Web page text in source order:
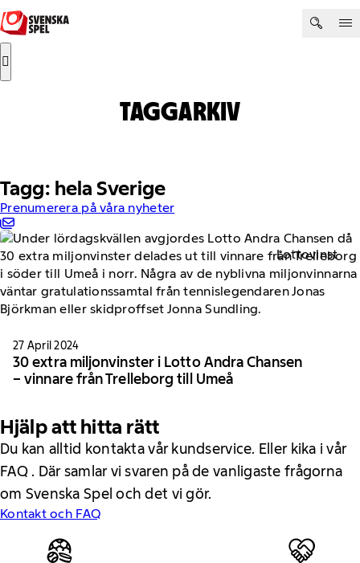
Hoppa till innehåll
Sök efter:
Sök
TAGGARKIV
Tagg: hela Sverige
Prenumerera på våra nyheter
Lottovinst
27 April 2024
30 extra miljonvinster i Lotto Andra Chansen
– vinnare från Trelleborg till Umeå
Hjälp att hitta rätt
Du kan alltid kontakta vår kundservice. Eller kika i vår
FAQ . Där samlar vi svaren på de vanligaste frågorna
om Svenska Spel och det vi gör.
Kontakt och FAQ